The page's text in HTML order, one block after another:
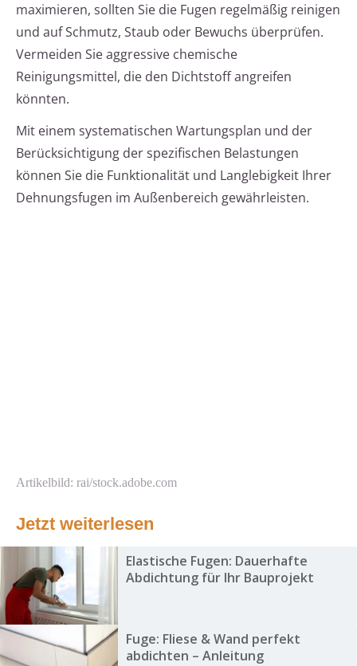
maximieren, sollten Sie die Fugen regelmäßig reinigen
und auf Schmutz, Staub oder Bewuchs überprüfen.
Vermeiden Sie aggressive chemische
Reinigungsmittel, die den Dichtstoff angreifen
könnten.
Mit einem systematischen Wartungsplan und der
Berücksichtigung der spezifischen Belastungen
können Sie die Funktionalität und Langlebigkeit Ihrer
Dehnungsfugen im Außenbereich gewährleisten.
Artikelbild: rai/stock.adobe.com
Jetzt weiterlesen
Elastische Fugen: Dauerhafte
Abdichtung für Ihr Bauprojekt
Fuge: Fliese & Wand perfekt
abdichten – Anleitung